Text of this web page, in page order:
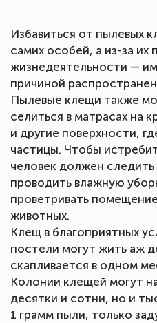
Избавиться от пылевых
самих особей, а из-за их
жизнедеятельности —
причиной
Пылевые клещи также
селиться в матрасах на
и другие поверхности,
частицы. Чтобы
человек должен следить
проводить влажную
проветривать
животных.
Клещ в благоприятных
постели могут жить аж
скапливается в одном
Колонии клещей могут
десятки и сотни, но и
1 грамм пыли, только